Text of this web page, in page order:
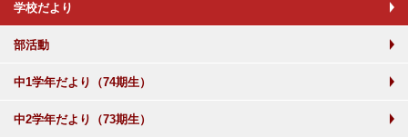
学校だより
部活動
中1学年だより（74期生）
中2学年だより（73期生）